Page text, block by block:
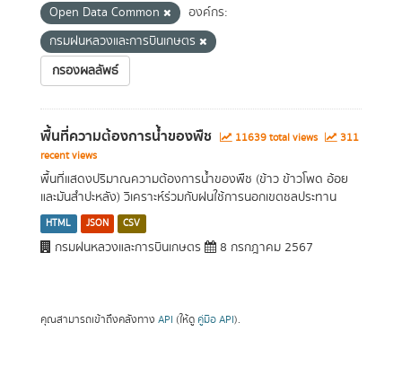
Open Data Common
องค์กร:
กรมฝนหลวงและการบินเกษตร
กรองผลลัพธ์
พื้นที่ความต้องการน้ำของพืช 11639 total views
311
recent views
พื้นที่แสดงปริมาณความต้องการน้ำของพืช (ข้าว ข้าวโพด อ้อย
และมันสำปะหลัง) วิเคราะห์ร่วมกับฝนใช้การนอกเขตชลประทาน
HTML JSON CSV
กรมฝนหลวงและการบินเกษตร 8 กรกฎาคม 2567
คุณสามารถเข้าถึงคลังทาง API (ให้ดู คู่มือ API).